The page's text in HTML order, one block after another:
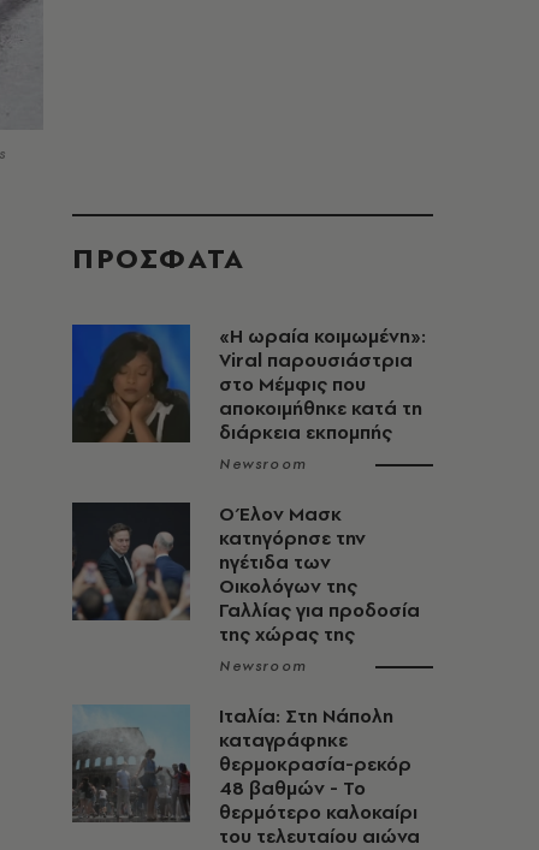
ΠΡΟΣΦΑΤΑ
«H ωραία κοιμωμένη»:
Viral παρουσιάστρια
στο Μέμφις που
αποκοιμήθηκε κατά τη
διάρκεια εκπομπής
Newsroom
Ο Έλον Μασκ
κατηγόρησε την
ηγέτιδα των
Οικολόγων της
Γαλλίας για προδοσία
της χώρας της
Newsroom
Ιταλία: Στη Νάπολη
καταγράφηκε
θερμοκρασία-ρεκόρ
48 βαθμών - To
θερμότερο καλοκαίρι
του τελευταίου αιώνα